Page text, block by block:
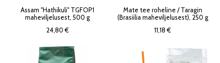
Assam "Hathikuli" TGFOP1
maheviljelusest, 500 g
24,80 €
Mate tee roheline / Taragin
(Brasiilia maheviljelusest), 250 g
11,18 €